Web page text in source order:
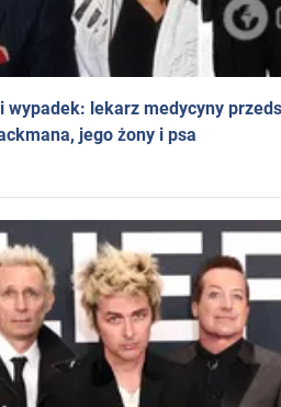
lekarz medycyny
jego żony i psa